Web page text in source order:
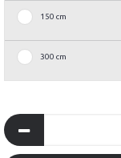
150 cm
300 cm